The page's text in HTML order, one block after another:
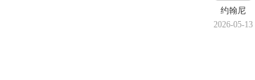
约翰尼
2026-05-13